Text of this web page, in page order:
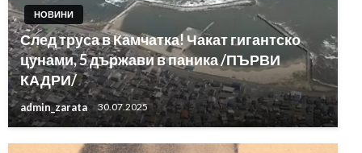
НОВИНИ
След труса в Камчатка! Чакат гигантско
цунами, 5 държави в паника /ПЪРВИ
КАДРИ/
admin_zarata 30.07.2025